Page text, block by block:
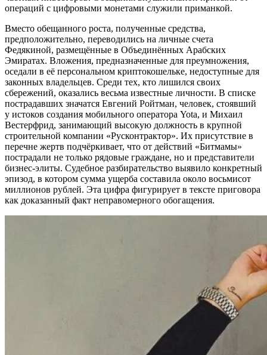
операций с цифровыми монетами служили приманкой.
Вместо обещанного роста, полученные средства,
предположительно, переводились на личные счета
Федякиной, размещённые в Объединённых Арабских
Эмиратах. Вложения, предназначенные для преумножения,
оседали в её персональном криптокошельке, недоступные для
законных владельцев. Среди тех, кто лишился своих
сбережений, оказались весьма известные личности. В списке
пострадавших значатся Евгений Ройтман, человек, стоявший
у истоков создания мобильного оператора Yota, и Михаил
Вестерфрид, занимающий высокую должность в крупной
строительной компании «Русконтрактор». Их присутствие в
перечне жертв подчёркивает, что от действий «Битмамы»
пострадали не только рядовые граждане, но и представители
бизнес-элиты. Судебное разбирательство выявило конкретный
эпизод, в котором сумма ущерба составила около восьмисот
миллионов рублей. Эта цифра фигурирует в тексте приговора
как доказанный факт неправомерного обогащения.